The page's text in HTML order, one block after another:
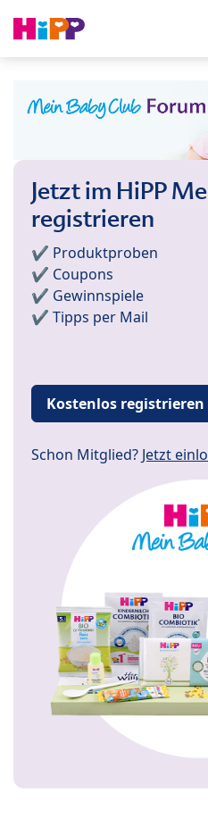
Jetzt im HiPP
registrieren
✔️ Produktproben
✔️ Coupons
✔️ Gewinnspiele
✔️ Tipps per Mail
Kostenlos registrieren
Schon Mitglied? Jetzt